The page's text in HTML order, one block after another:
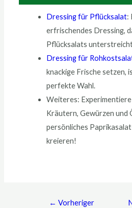
Dressing für Pflücksalat:
erfrischendes Dressing,
Pflücksalats
Dressing für
knackige Frische setzen,
perfekte Wahl.
Weiteres:
Kräutern, Gewürzen und
persönliches
kreieren!
← Vorheriger